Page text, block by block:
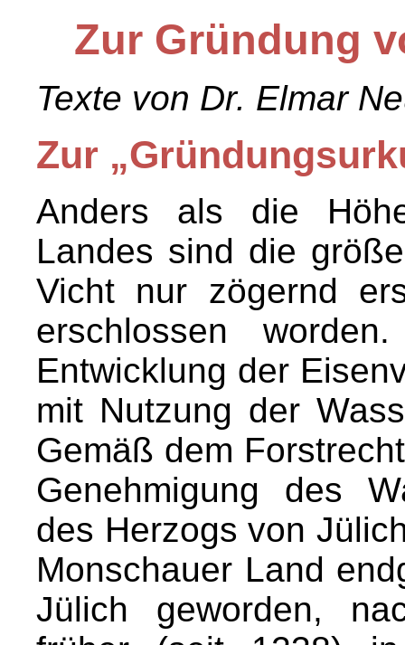
Zur Gründung
Texte von Dr. Elmar
Zur
Anders als die
Landes sind die
Vicht nur zögernd
erschlossen
Entwicklung der
mit Nutzung der
Gemäß dem
Genehmigung des
des Herzogs von
Monschauer Land
Jülich geworden,